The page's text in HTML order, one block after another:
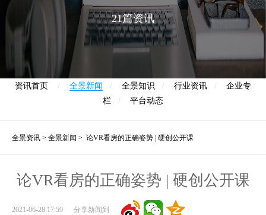
21篇资讯
资讯首页 / 全景新闻 / 全景知识 / 行业资讯 /
企业专
栏
/ 平台动态
全景资讯 > 全景新闻 > 论VR看房的正确姿势 | 硬创公开课
论VR看房的正确姿势 | 硬创公开课
2021-06-28 17:59 分享新闻到